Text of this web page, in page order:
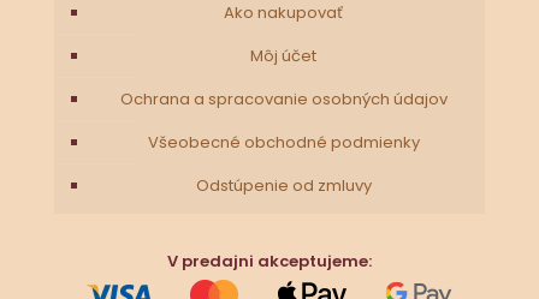
Ako nakupovať
Môj účet
Ochrana a spracovanie osobných údajov
Všeobecné obchodné podmienky
Odstúpenie od zmluvy
V predajni akceptujeme: